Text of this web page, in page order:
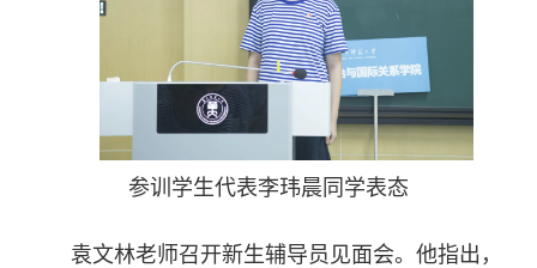
参训学生代表李玮晨同学表态
袁文林老师召开新生辅导员见面会。他指出，